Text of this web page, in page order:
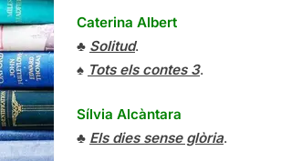
Caterina Albert
♣ Solitud.
♠ Tots els contes 3.
Sílvia Alcàntara
♣ Els dies sense glòria.